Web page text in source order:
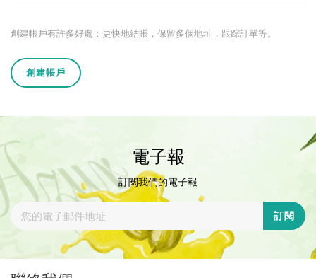
創建帳戶有許多好處：更快地結賬，保留多個地址，跟踪訂單等。
創建帳戶
電子報
訂閱我們的電子報
訂閱